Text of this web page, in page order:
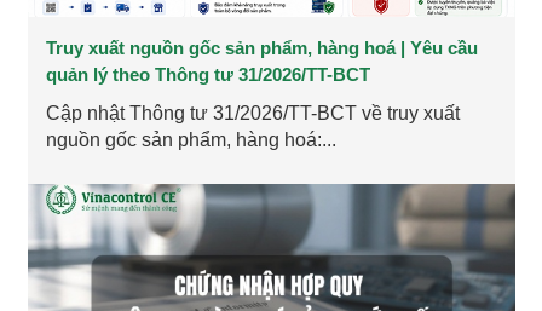
Truy xuất nguồn gốc sản phẩm, hàng hoá | Yêu cầu
quản lý theo Thông tư 31/2026/TT-BCT
Cập nhật Thông tư 31/2026/TT-BCT về truy xuất
nguồn gốc sản phẩm, hàng hoá:...